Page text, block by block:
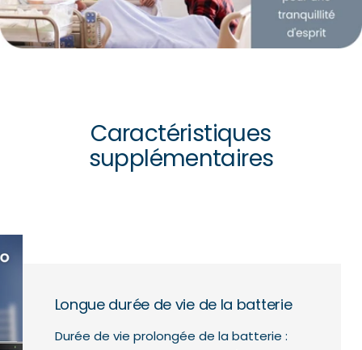
Caractéristiques
supplémentaires
Longue durée de vie de la batterie
Durée de vie prolongée de la batterie :